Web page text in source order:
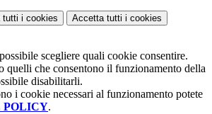
tutti i cookies Accetta tutti i cookies
scegliere quali cookie consentire.
quelli che consentono il funzionamento della
disabilitarli.
i cookie necessari al funzionamento potete
POLICY.